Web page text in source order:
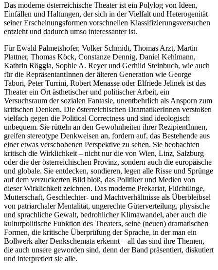
Das moderne österreichische Theater ist ein Polylog von Ideen,
Einfällen und Haltungen, der sich in der Vielfalt und Heterogenität
seiner Erscheinungsformen vorschnellen Klassifizierungsversuchen
entzieht und dadurch umso interessanter ist.
Für Ewald Palmetshofer, Volker Schmidt, Thomas Arzt, Martin
Plattner, Thomas Köck, Constanze Dennig, Daniel Kehlmann,
Kathrin Röggla, Sophie A. Reyer und Gerhild Steinbuch, wie auch
für die RepräsentantInnen der älteren Generation wie George
Tabori, Peter Turrini, Robert Menasse oder Elfriede Jelinek ist das
Theater ein Ort ästhetischer und politischer Arbeit, ein
Versuchsraum der sozialen Fantasie, unentbehrlich als Ansporn zum
kritischen Denken. Die österreichischen DramatikerInnen verstoßen
vielfach gegen die Political Correctness und sind ideologisch
unbequem. Sie rütteln an den Gewohnheiten ihrer RezipientInnen,
greifen stereotype Denkweisen an, fordern auf, das Bestehende aus
einer etwas verschobenen Perspektive zu sehen. Sie beobachten
kritisch die Wirklichkeit – nicht nur die von Wien, Linz, Salzburg
oder die der österreichischen Provinz, sondern auch die europäische
und globale. Sie entdecken, sondieren, legen alle Risse und Sprünge
auf dem verzuckerten Bild bloß, das Politiker und Medien von
dieser Wirklichkeit zeichnen. Das moderne Prekariat, Flüchtlinge,
Mutterschaft, Geschlechter- und Machtverhältnisse als Überbleibsel
von patriarchaler Mentalität, ungerechte Güterverteilung, physische
und sprachliche Gewalt, bedrohlicher Klimawandel, aber auch die
kulturpolitische Funktion des Theaters, seine (neuen) dramatischen
Formen, die kritische Überprüfung der Sprache, in der man ein
Bollwerk alter Denkschemata erkennt – all das sind ihre Themen,
die auch unsere geworden sind, denn der Band präsentiert, diskutiert
und interpretiert sie alle.